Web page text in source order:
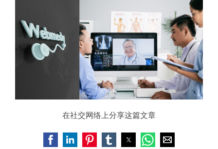
在社交网络上分享这篇文章